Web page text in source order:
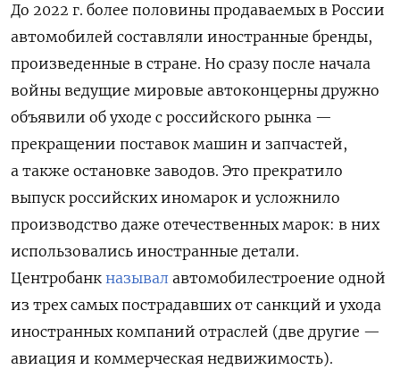
До 2022 г. более половины продаваемых в России
автомобилей составляли иностранные бренды,
произведенные в стране. Но сразу после начала
войны ведущие мировые автоконцерны дружно
объявили об уходе с российского рынка —
прекращении поставок машин и запчастей,
а также остановке заводов. Это прекратило
выпуск российских иномарок и усложнило
производство даже отечественных марок: в них
использовались иностранные детали.
Центробанк называл автомобилестроение одной
из трех самых пострадавших от санкций и ухода
иностранных компаний отраслей (две другие —
авиация и коммерческая недвижимость).